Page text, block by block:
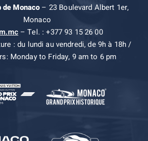
Monaco– 23 Boulevard Albert 1er,
Monaco
– Tel. : +377 93 15 26 00
: du lundi au vendredi, de 9h à 18h /
Monday to Friday, 9 am to 6 pm